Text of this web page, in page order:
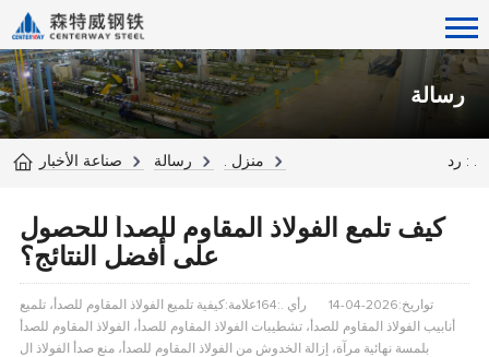
رسالة
رد : . منزل . رسالة صناعة الأخبار
كيف تلمع الفولاذ المقاوم للصدأ للحصول
على أفضل النتائج؟
تواريخ:2026-04-14 رأي .:164
علامة:كيفية تلميع الفولاذ المقاوم للصدأ، تلميع
أنابيب الفولاذ المقاوم للصدأ، تشطيبات الفولاذ المقاوم للصدأ، الفولاذ المقاوم للصدأ
بلمسة نهائية مرآة، إزالة الخدوش من الفولاذ المقاوم للصدأ، منع صدأ الفولاذ ال